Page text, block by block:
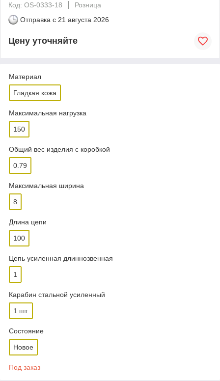
Код: OS-0333-18
Розница
Отправка с 21 августа 2026
Цену уточняйте
Материал
Гладкая кожа
Максимальная нагрузка
150
Общий вес изделия с коробкой
0.79
Максимальная ширина
8
Длина цепи
100
Цепь усиленная длиннозвенная
1
Карабин стальной усиленный
1 шт.
Состояние
Новое
Под заказ